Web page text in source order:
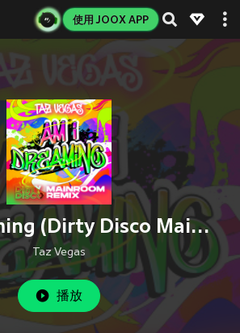
使用 JOOX APP
Am I Dreaming (Dirty Disco Mainroom Remix)
Taz Vegas
播放